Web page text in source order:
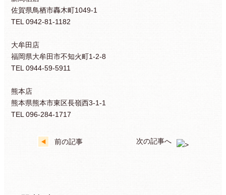
佐賀県鳥栖市轟木町1049-1
TEL 0942-81-1182
大牟田店
福岡県大牟田市不知火町1-2-8
TEL 0944-59-5911
熊本店
熊本県熊本市東区長嶺西3-1-1
TEL 096-284-1717
前の記事 次の記事へ